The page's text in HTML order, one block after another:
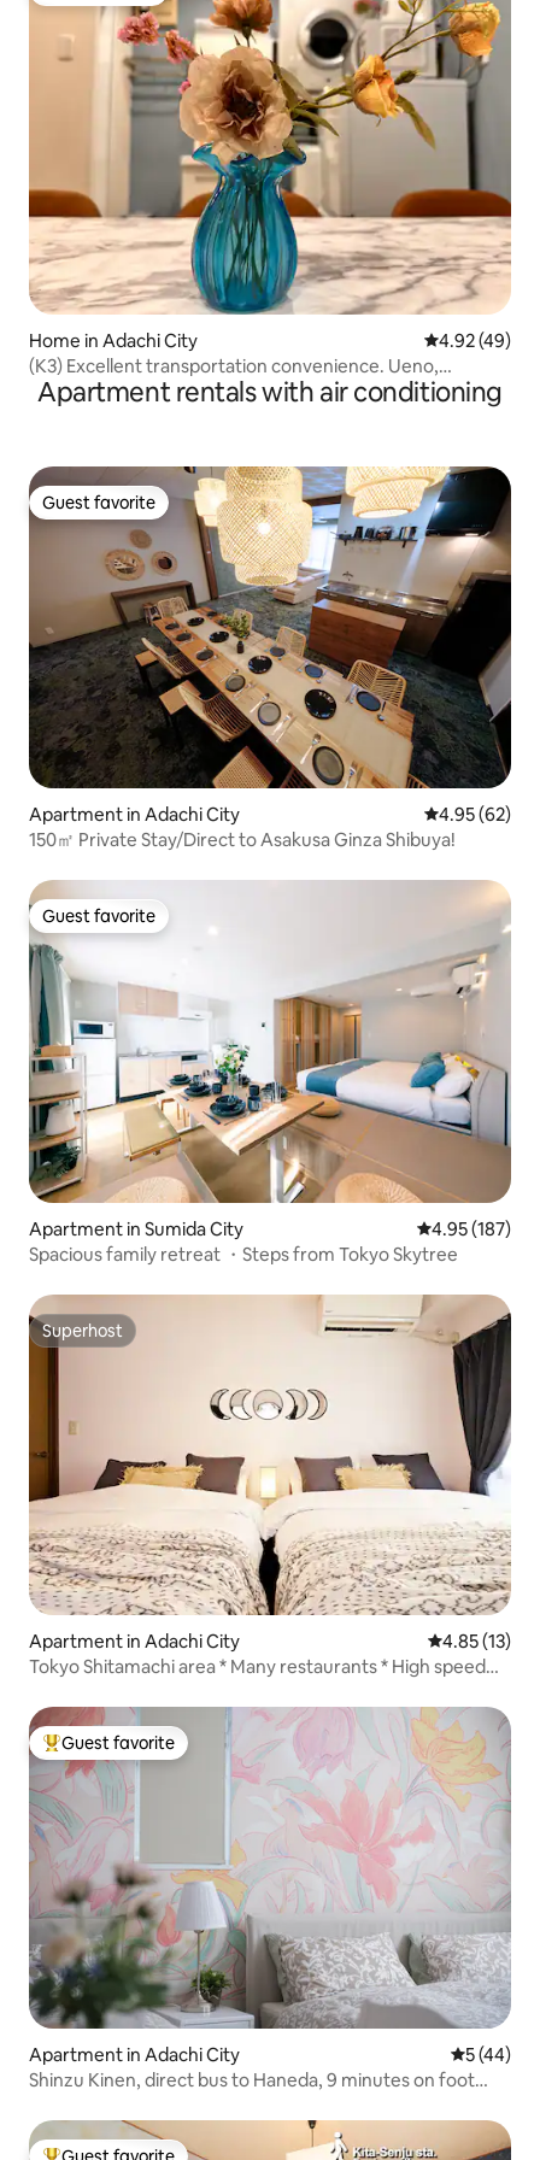
Home in Adachi City 4.92 out of 5
4.92 (49)
(K3) Excellent transportation convenience. Ueno,
Asakusa, Skytree, Tokyo, Imperial Palace
Apartment rentals with air conditioning
Guest favorite
Guest favorite
Apartment in Adachi City 4.95 out of 5
4.95 (62)
150㎡ Private Stay/Direct to Asakusa Ginza Shibuya!
Guest favorite
Guest favorite
Apartment in Sumida City 4.95 out of 5
4.95 (187)
Spacious family retreat ・Steps from Tokyo Skytree
Superhost
Superhost
Apartment in Adachi City 4.85 out of 5
4.85 (13)
Tokyo Shitamachi area * Many restaurants * High speed
Top guest favorite
Guest favorite
Apartment in Adachi City 5 out of 5
5 (44)
Shinzu Kinen, direct bus to Haneda, 9 minutes on foot
for family travel," Asakusa, Ueno, Akihabara